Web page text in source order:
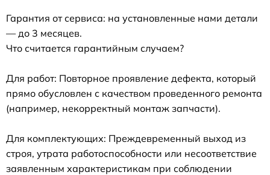
Гарантия от сервиса: на установленные нами детали
— до 3 месяцев.
Что считается гарантийным случаем?
Для работ: Повторное проявление дефекта, который
прямо обусловлен с качеством проведенного ремонта
(например, некорректный монтаж запчасти).
Для комплектующих: Преждевременный выход из
строя, утрата работоспособности или несоответствие
заявленным характеристикам при соблюдении